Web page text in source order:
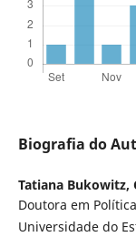
Biografia do
Tatiana Bukowitz,
Doutora em
Universidade do